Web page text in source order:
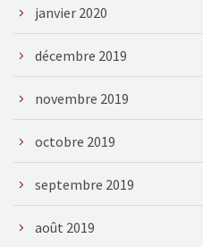
janvier 2020
décembre 2019
novembre 2019
octobre 2019
septembre 2019
août 2019